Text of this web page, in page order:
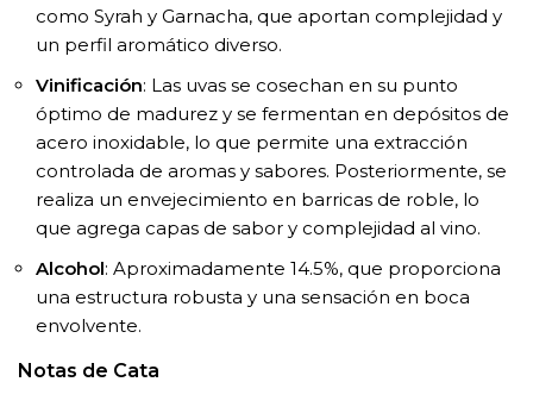
como Syrah y Garnacha, que aportan complejidad y
un perfil aromático diverso.
Vinificación: Las uvas se cosechan en su punto
óptimo de madurez y se fermentan en depósitos de
acero inoxidable, lo que permite una extracción
controlada de aromas y sabores. Posteriormente, se
realiza un envejecimiento en barricas de roble, lo
que agrega capas de sabor y complejidad al vino.
Alcohol: Aproximadamente 14.5%, que proporciona
una estructura robusta y una sensación en boca
envolvente.
Notas de Cata